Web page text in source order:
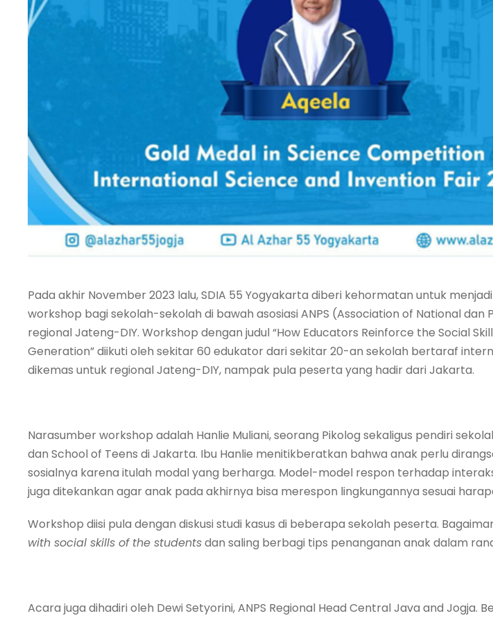
Pada akhir November 2023 lalu, SDIA 55 Yogyakarta diberi kehormatan untuk
workshop bagi sekolah-sekolah di bawah asosiasi ANPS (Association of National dan
regional Jateng-DIY. Workshop dengan judul “How Educators Reinforce the Social
Generation” diikuti oleh sekitar 60 edukator dari sekitar 20-an sekolah bertaraf
dikemas untuk regional Jateng-DIY, nampak pula peserta yang hadir dari Jakarta.
Narasumber workshop adalah Hanlie Muliani, seorang Pikolog sekaligus pendiri
dan School of Teens di Jakarta. Ibu Hanlie menitikberatkan bahwa anak perlu
sosialnya karena itulah modal yang berharga. Model-model respon terhadap
juga ditekankan agar anak pada akhirnya bisa merespon lingkungannya sesuai
Workshop diisi pula dengan diskusi studi kasus di beberapa sekolah peserta.
with social skills of the studentsdan saling berbagi tips penanganan anak dalam
Acara juga dihadiri oleh Dewi Setyorini, ANPS Regional Head Central Java and Jogja.